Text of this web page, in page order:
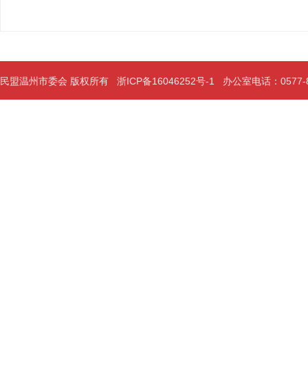
民盟温州市委会 版权所有 浙ICP备16046252号-1 办公室电话：